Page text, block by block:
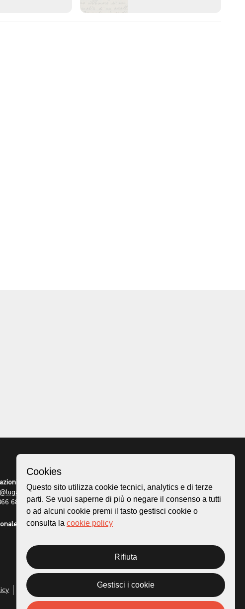
68 50
Privacy Policy
Homepage
Mappa
Storie
Cookies
Questo sito utilizza cookie tecnici, analytics e di terze
parti. Se vuoi saperne di più o negare il consenso a tutti
o ad alcuni cookie premi il tasto gestisci cookie o
consulta la cookie policy
Rifiuta
Gestisci i cookie